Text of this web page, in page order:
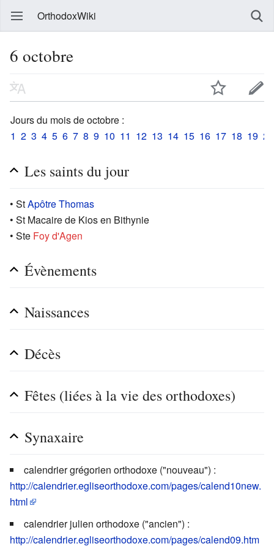
OrthodoxWiki
6 octobre
Jours du mois de octobre :
1 2 3 4 5 6 7 8 9 10 11 12 13 14 15 16 17 18 19 20
Les saints du jour
• StApôtre Thomas
• St Macaire de Kios en Bithynie
• Ste Foy d'Agen
Évènements
Naissances
Décès
Fêtes (liées à la vie des orthodoxes)
Synaxaire
calendrier grégorien orthodoxe ("nouveau") :
http://calendrier.egliseorthodoxe.com/pages/calend10new.
html
calendrier julien orthodoxe ("ancien") :
http://calendrier.egliseorthodoxe.com/pages/calend09.htm